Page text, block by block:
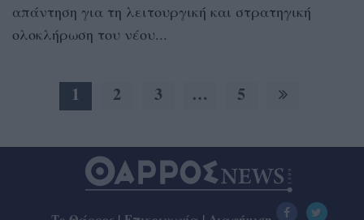
απάντηση για τη λειτουργική και στρατηγική
ολοκλήρωση του νέου...
1 2 3 … 5